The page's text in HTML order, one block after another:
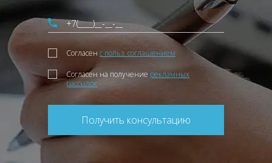
Согласен с польз. соглашением
Согласен на получение рекламных
рассылок
Получить консультацию